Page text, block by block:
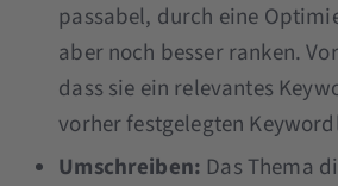
passabel, durch eine
aber noch besser ranken.
dass sie ein relevantes
vorher festgelegten
Umschreiben: Das Thema